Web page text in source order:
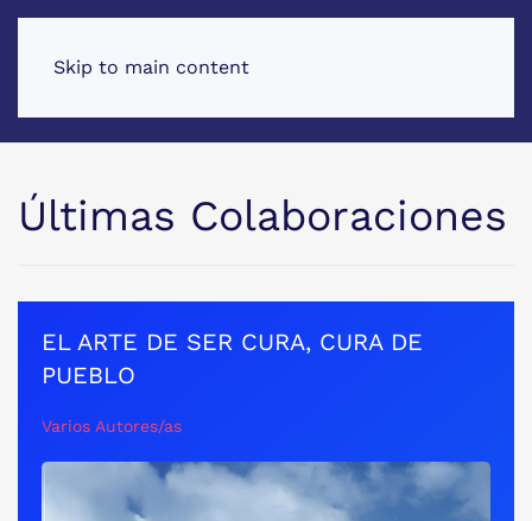
Skip to main content
Últimas Colaboraciones
EL ARTE DE SER CURA, CURA DE
PUEBLO
Varios Autores/as